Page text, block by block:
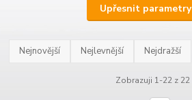
Upřesnit parametry
Nejnovější Nejlevnější Nejdražší
Zobrazuji 1-22 z 22